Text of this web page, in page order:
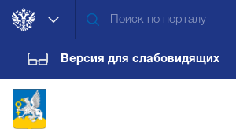
Версия для слабовидящих